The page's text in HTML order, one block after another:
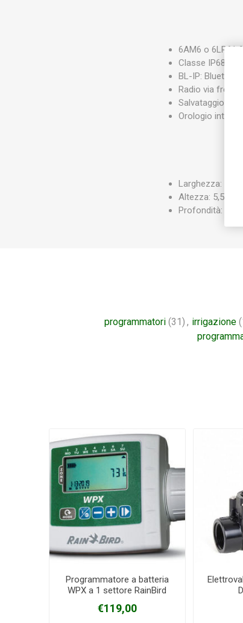
6AM6 o 6LR61
Classe IP68:
BL-IP:
Radio via
Salvataggio
Orologio
Larghezza: 14
Altezza: 5,5 cm
Profondità: 9 cm
programmatori (31) , irrigazione
Programmatore a batteria
WPX a 1 settore RainBird
€119,00